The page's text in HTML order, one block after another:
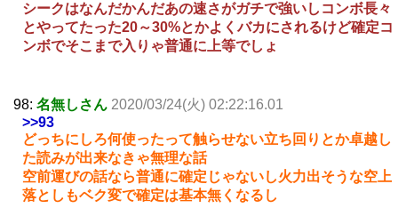
シークはなんだかんだあの速さがガチで強いしコンボ長々
とやってたった20～30%とかよくバカにされるけど確定コ
ンボでそこまで入りゃ普通に上等でしょ
98: 名無しさん 2020/03/24(火) 02:22:16.01
>>93
どっちにしろ何使ったって触らせない立ち回りとか卓越し
た読みが出来なきゃ無理な話
空前運びの話なら普通に確定じゃないし火力出そうな空上
落としもベク変で確定は基本無くなるし